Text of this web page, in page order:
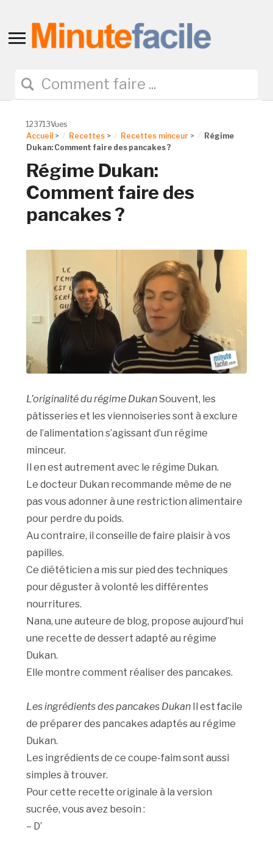
Toggle
navigation
123713Vues
Accueil > Recettes > Recettes minceur >
Régime
Dukan: Comment faire des pancakes ?
Régime Dukan:
Comment faire des
pancakes ?
L’originalité du régime DukanSouvent, les
pâtisseries et les viennoiseries sont à exclure
de l’alimentation s’agissant d’un régime
minceur.
Il en est autrement avec le régime Dukan.
Le docteur Dukan recommande même de ne
pas vous adonner à une restriction alimentaire
pour perdre du poids.
Au contraire, il conseille de faire plaisir à vos
papilles.
Ce diététicien a mis sur pied des techniques
pour déguster à volonté les différentes
nourritures.
Nana, une auteure de blog, propose aujourd’hui
une recette de dessert adapté au régime
Dukan.
Elle montre comment réaliser des pancakes.
Les ingrédients des pancakes Dukan Il est facile
de préparer des pancakes adaptés au régime
Dukan.
Les ingrédients de ce coupe-faim sont aussi
simples à trouver.
Pour cette recette originale à la version
sucrée, vous avez besoin :
– D’